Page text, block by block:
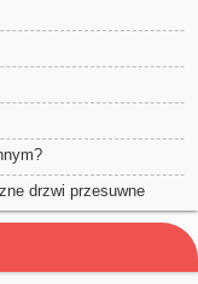
drzwi przesuwne